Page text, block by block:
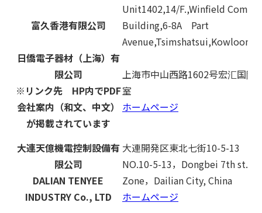
富久香港有限公司
Unit1402,14/F.,Winfield
Building,6-8A Part
日僑電子器材（上海）有
限公司
※リンク先 HP内でPDF
会社案内（和文、中文）
が掲載されています
上海市中山西路1602号宏汇国际
室
ホームページ
大連天億機電控制設備有
限公司
DALIAN TENYEE
INDUSTRY Co., LTD
大連開発区東北七街10-5-13
NO.10-5-13，Dongbei 7th st.
Zone，Dailian City, China
ホームページ